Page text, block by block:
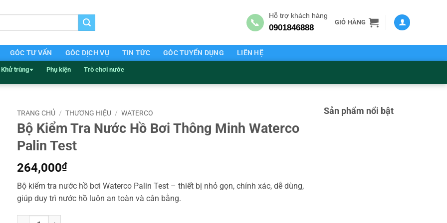
📞
Hỗ trợ khách hàng
0901846888
GIỎ HÀNG
GÓC TƯ VẤN GÓC DỊCH VỤ TIN TỨC GÓC TUYỂN DỤNG LIÊN HỆ
Khử trùng Phụ kiện Trò chơi nước
TRANG CHỦ / THƯƠNG HIỆU / WATERCO
Bộ Kiểm Tra Nước Hồ Bơi Thông Minh Waterco
Palin Test
264,000₫
Bộ kiểm tra nước hồ bơi Waterco Palin Test – thiết bị nhỏ gọn, chính xác, dễ dùng,
giúp duy trì nước hồ luôn an toàn và cân bằng.
Bộ Kiểm Tra Nước Hồ Bơi Thông Minh Waterco Palin Test số lượng
Sản phẩm nổi bật